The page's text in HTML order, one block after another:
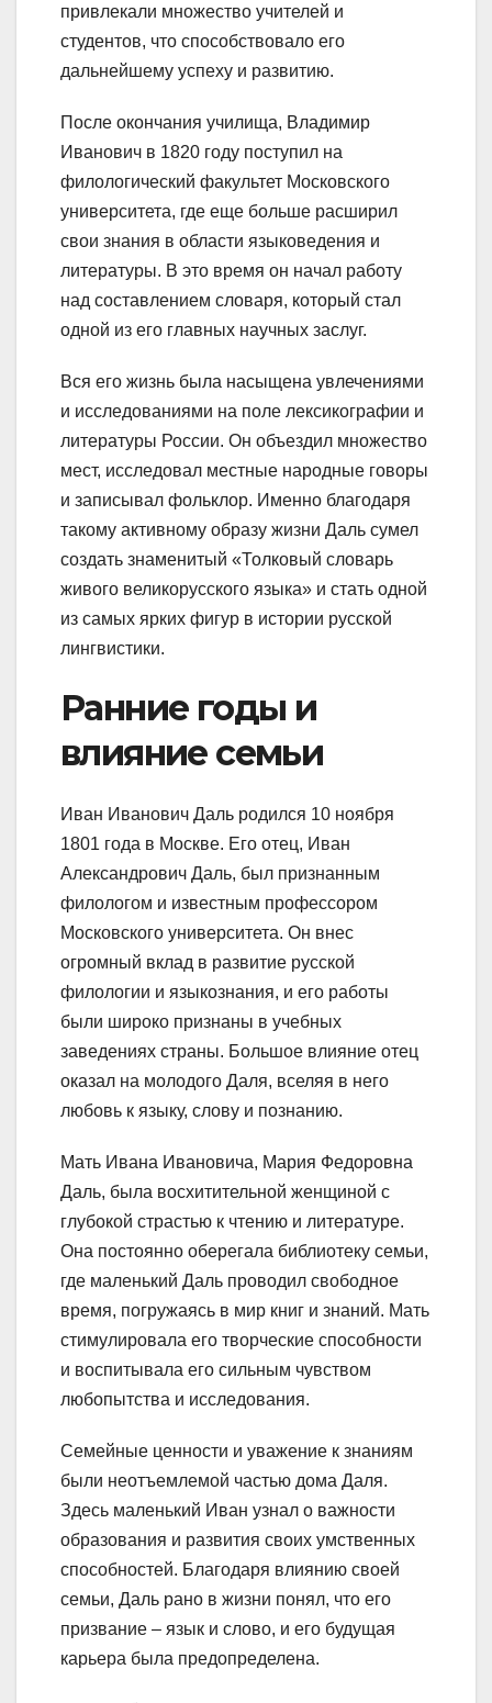
привлекали множество учителей и
студентов, что способствовало его
дальнейшему успеху и развитию.
После окончания училища, Владимир
Иванович в 1820 году поступил на
филологический факультет Московского
университета, где еще больше расширил
свои знания в области языковедения и
литературы. В это время он начал работу
над составлением словаря, который стал
одной из его главных научных заслуг.
Вся его жизнь была насыщена увлечениями
и исследованиями на поле лексикографии и
литературы России. Он объездил множество
мест, исследовал местные народные говоры
и записывал фольклор. Именно благодаря
такому активному образу жизни Даль сумел
создать знаменитый «Толковый словарь
живого великорусского языка» и стать одной
из самых ярких фигур в истории русской
лингвистики.
Ранние годы и
влияние семьи
Иван Иванович Даль родился 10 ноября
1801 года в Москве. Его отец, Иван
Александрович Даль, был признанным
филологом и известным профессором
Московского университета. Он внес
огромный вклад в развитие русской
филологии и языкознания, и его работы
были широко признаны в учебных
заведениях страны. Большое влияние отец
оказал на молодого Даля, вселяя в него
любовь к языку, слову и познанию.
Мать Ивана Ивановича, Мария Федоровна
Даль, была восхитительной женщиной с
глубокой страстью к чтению и литературе.
Она постоянно оберегала библиотеку семьи,
где маленький Даль проводил свободное
время, погружаясь в мир книг и знаний. Мать
стимулировала его творческие способности
и воспитывала его сильным чувством
любопытства и исследования.
Семейные ценности и уважение к знаниям
были неотъемлемой частью дома Даля.
Здесь маленький Иван узнал о важности
образования и развития своих умственных
способностей. Благодаря влиянию своей
семьи, Даль рано в жизни понял, что его
призвание – язык и слово, и его будущая
карьера была предопределена.